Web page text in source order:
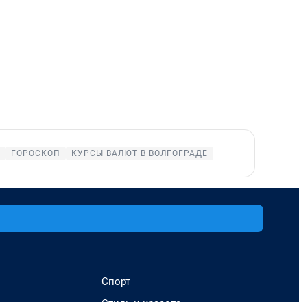
ГОРОСКОП КУРСЫ ВАЛЮТ В ВОЛГОГРАДЕ
Спорт